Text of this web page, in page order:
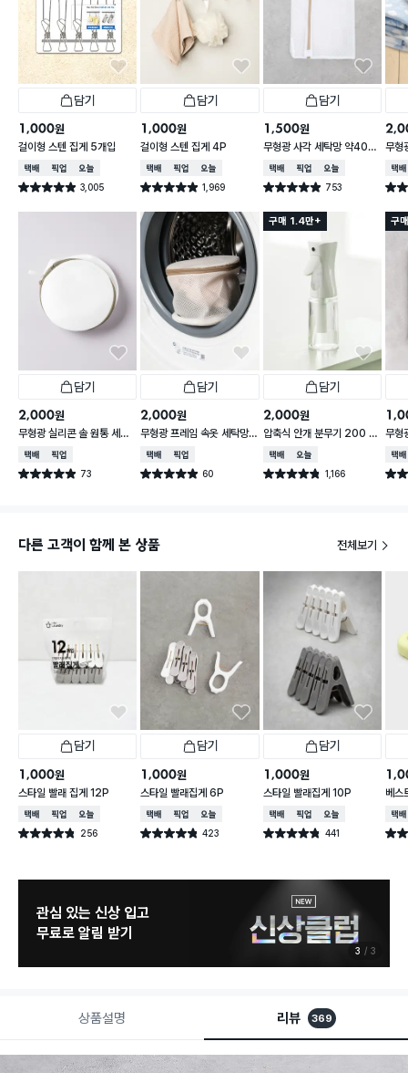
담기
1,000원
걸이형 스텐 집게 5개입
택배배송매장픽업오늘배송
별점 4.9점 3,005
건 작성
담기
1,000원
걸이형 스텐 집게 4P
택배배송매장픽업오늘배송
별점 4.9점 1,969
건 작성
담기
1,500원
무형광 사각 세탁망 약40X
50cm
택배배송매장픽업오늘배송
별점 4.9점 753
건 작성
무형
택배
별점
담기
2,000원
무형광 실리콘 솔 원통 세탁
망 18 X 18 X 15 cm
택배배송매장픽업
별점 4.9점 73
건 작성
담기
2,000원
무형광 프레임 속옷 세탁망 1
6 X 16 X 15 cm
택배배송매장픽업
별점 4.9점 60
건 작성
구매 1.4만+
담기
2,000원
압축식 안개 분무기 200 m
택배배송오늘배송
별점 4.8점 1,166
건 작성
구
무형
택배
별점
다른 고객이 함께 본 상품 전체보기
담기
1,000원
스타일 빨래 집게 12P
택배배송매장픽업오늘배송
별점 4.8점 256
건 작성
담기
1,000원
스타일 빨래집게 6P
택배배송매장픽업오늘배송
별점 4.8점 423
건 작성
담기
1,000원
스타일 빨래집게 10P
택배배송매장픽업오늘배송
별점 4.8점 441
건 작성
베스
택배
별점
관심 있는 신상 입고
무료로 알림 받기
3 3
상품설명 리뷰 369